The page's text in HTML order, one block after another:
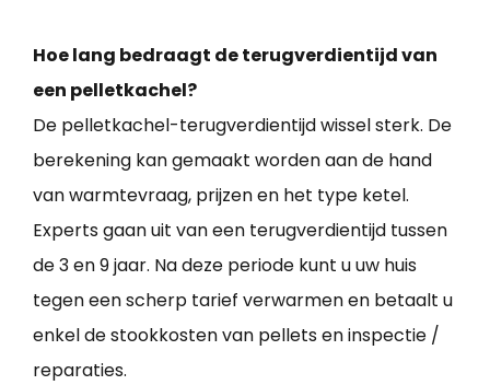
Hoe lang bedraagt de terugverdientijd van
een pelletkachel?
De pelletkachel-terugverdientijd wissel sterk. De
berekening kan gemaakt worden aan de hand
van warmtevraag, prijzen en het type ketel.
Experts gaan uit van een terugverdientijd tussen
de 3 en 9 jaar. Na deze periode kunt u uw huis
tegen een scherp tarief verwarmen en betaalt u
enkel de stookkosten van pellets en inspectie /
reparaties.